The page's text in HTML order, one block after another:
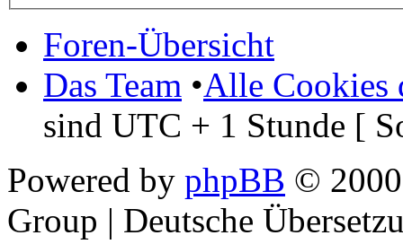
Foren-Übersicht
Das Team •Alle Cookies
sind UTC + 1 Stunde [
Powered by phpBB ©
Group | Deutsche